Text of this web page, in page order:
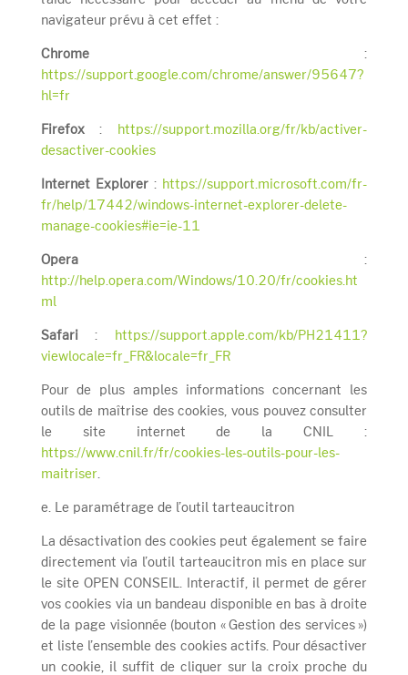
navigateur prévu à cet effet :
Chrome:
https://support.google.com/chrome/answer/95647?
hl=fr
Firefox:
https://support.mozilla.org/fr/kb/activer-
desactiver-cookies
Internet Explorer: https://support.microsoft.com/fr-
fr/help/17442/windows-internet-explorer-delete-
manage-cookies#ie=ie-11
Opera:
http://help.opera.com/Windows/10.20/fr/cookies.ht
ml
Safari :
https://support.apple.com/kb/PH21411?
viewlocale=fr_FR&locale=fr_FR
Pour de plus amples informations concernant les
outils de maîtrise des cookies, vous pouvez consulter
le site internet de la CNIL :
https://www.cnil.fr/fr/cookies-les-outils-pour-les-
maitriser
e. Le paramétrage de l’outil tarteaucitron
La désactivation des cookies peut également se faire
directement via l’outil tarteaucitron mis en place sur
le site OPEN CONSEIL. Interactif, il permet de gérer
vos cookies via un bandeau disponible en bas à droite
de la page visionnée (bouton « Gestion des services »)
et liste l’ensemble des cookies actifs. Pour désactiver
un cookie, il suffit de cliquer sur la croix proche du